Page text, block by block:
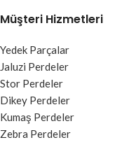
Müşteri Hizmetleri
Yedek Parçalar
Jaluzi Perdeler
Stor Perdeler
Dikey Perdeler
Kumaş Perdeler
Zebra Perdeler